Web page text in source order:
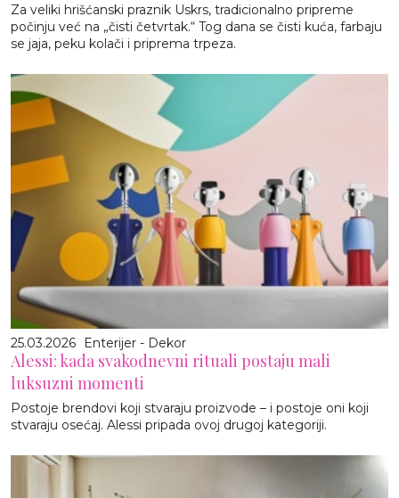
Za veliki hrišćanski praznik Uskrs, tradicionalno pripreme
počinju već na „čisti četvrtak.“ Tog dana se čisti kuća, farbaju
se jaja, peku kolači i priprema trpeza.
25.03.2026 Enterijer - Dekor
Alessi: kada svakodnevni rituali postaju mali
luksuzni momenti
Postoje brendovi koji stvaraju proizvode – i postoje oni koji
stvaraju osećaj. Alessi pripada ovoj drugoj kategoriji.